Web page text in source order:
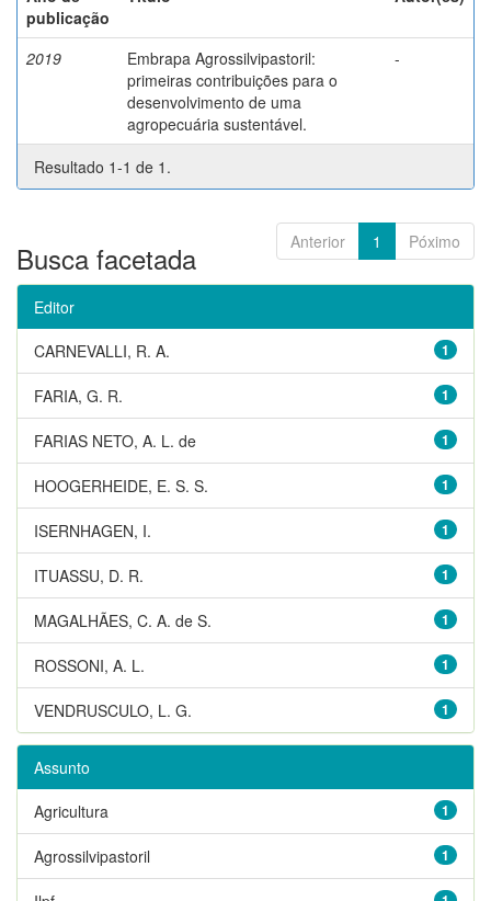
publicação
2019
Embrapa Agrossilvipastoril:
primeiras contribuições para o
desenvolvimento de uma
agropecuária sustentável.
-
Resultado 1-1 de 1.
Anterior 1 Póximo
Busca facetada
Editor
1
CARNEVALLI, R. A.
1
FARIA, G. R.
1
FARIAS NETO, A. L. de
1
HOOGERHEIDE, E. S. S.
1
ISERNHAGEN, I.
1
ITUASSU, D. R.
1
MAGALHÃES, C. A. de S.
1
ROSSONI, A. L.
1
VENDRUSCULO, L. G.
Assunto
1
Agricultura
1
Agrossilvipastoril